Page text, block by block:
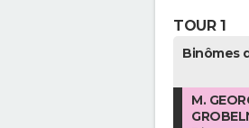
TOUR 1
Binômes
M.